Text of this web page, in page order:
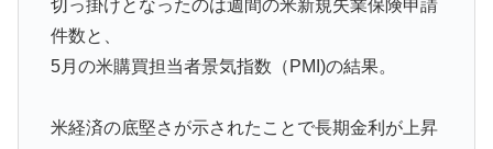
切っ掛けとなったのは週間の米新規失業保険申請
件数と、
5月の米購買担当者景気指数（PMI)の結果。
米経済の底堅さが示されたことで長期金利が上昇